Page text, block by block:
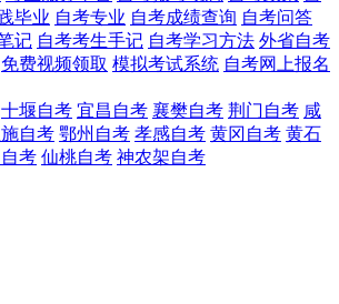
毕业 自考专业 自考成绩查询 自考问答
记 自考考生手记 自考学习方法 外省自考
免费视频领取 模拟考试系统 自考网上报名
十堰自考 宜昌自考 襄樊自考 荆门自考 咸
自考 鄂州自考 孝感自考 黄冈自考 黄石
考 仙桃自考 神农架自考